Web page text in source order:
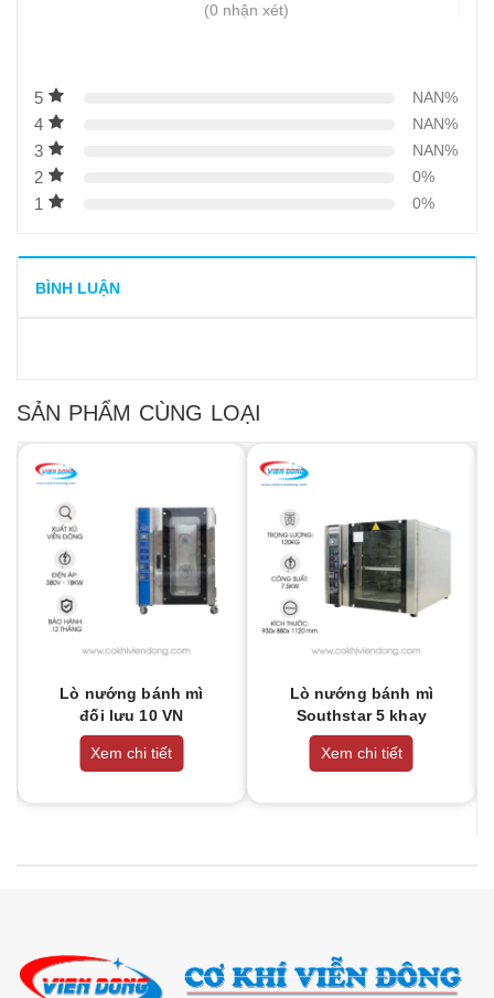
(0 nhận xét)
5 NAN%
4 NAN%
3 NAN%
2 0%
1 0%
BÌNH LUẬN
SẢN PHẨM CÙNG LOẠI
Lò nướng bánh mì
đối lưu 10 VN
Xem chi tiết
Lò nướng bánh mì
Southstar 5 khay
Xem chi tiết